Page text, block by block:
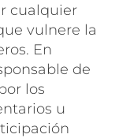
cualquier
vulnere la
En
de
los
u